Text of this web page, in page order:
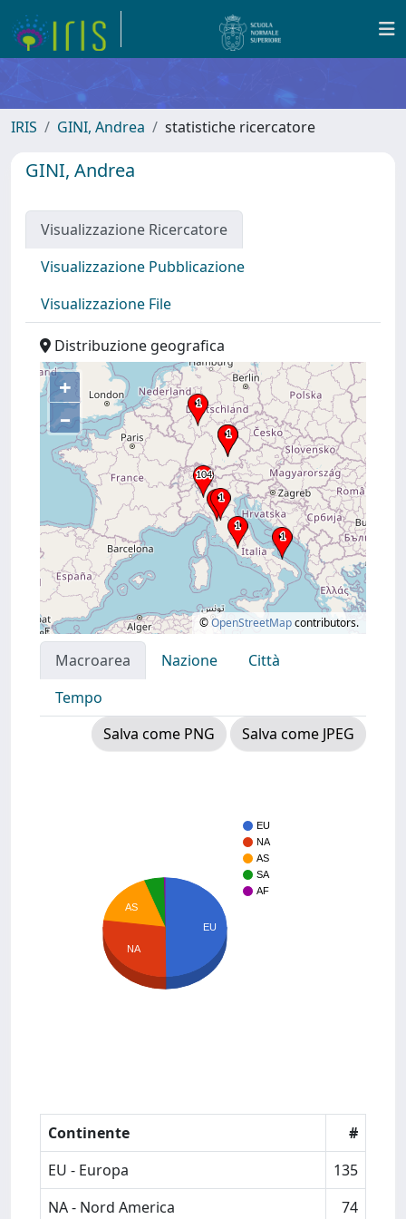
IRIS GINI, Andrea statistiche ricercatore
GINI, Andrea
Visualizzazione Ricercatore
Visualizzazione Pubblicazione
Visualizzazione File
Distribuzione geografica
+
–
©OpenStreetMapcontributors.
Macroarea Nazione
Città
Tempo
Salva come PNG
Salva come JPEG
EU
NA
AS
SA
AF
EU
AS
NA
Continente
#
EU - Europa
135
NA - Nord America
74